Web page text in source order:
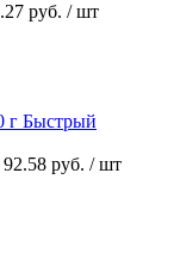
руб. / шт
Быстрый
92.58 руб. / шт